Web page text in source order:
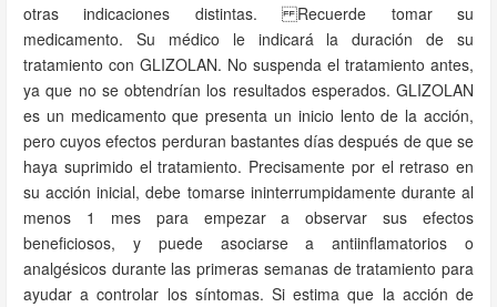
otras indicaciones distintas. Recuerde tomar su
medicamento. Su médico le indicará la duración de su
tratamiento con GLIZOLAN. No suspenda el tratamiento antes,
ya que no se obtendrían los resultados esperados. GLIZOLAN
es un medicamento que presenta un inicio lento de la acción,
pero cuyos efectos perduran bastantes días después de que se
haya suprimido el tratamiento. Precisamente por el retraso en
su acción inicial, debe tomarse ininterrumpidamente durante al
menos 1 mes para empezar a observar sus efectos
beneficiosos, y puede asociarse a antiinflamatorios o
analgésicos durante las primeras semanas de tratamiento para
ayudar a controlar los síntomas. Si estima que la acción de